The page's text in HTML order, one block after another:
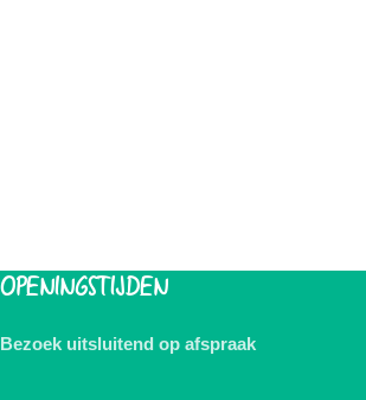
OPENINGSTIJDEN
Bezoek uitsluitend op afspraak